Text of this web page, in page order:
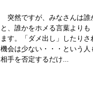
突然ですが、みなさんは誰
と、誰かをホメる言葉より
ます。「ダメ出し」したり
機会は少ない・・・という
相手を否定するだけ...